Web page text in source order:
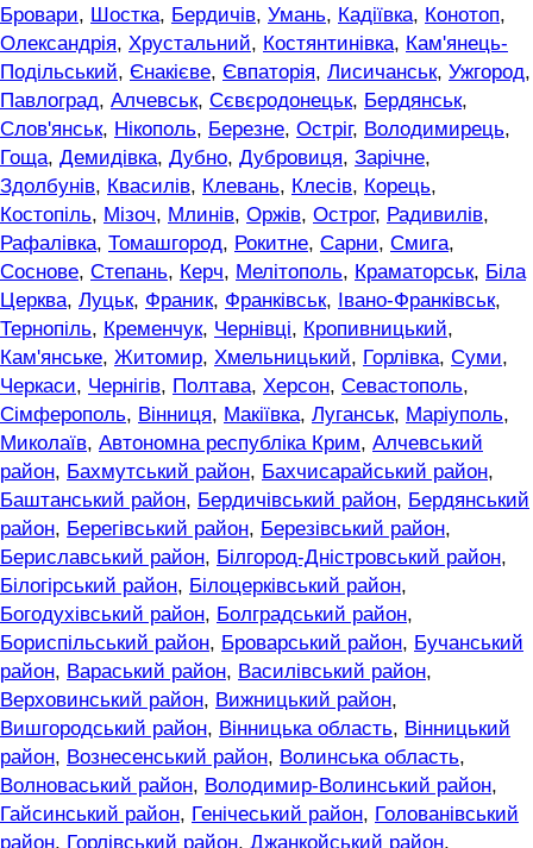
Бровари, Шостка, Бердичів, Умань, Кадіївка, Конотоп,
Олександрія, Хрустальний, Костянтинівка, Кам'янець-
Подільський, Єнакієве, Євпаторія, Лисичанськ, Ужгород,
Павлоград, Алчевськ, Сєвєродонецьк, Бердянськ,
Слов'янськ, Нікополь, Березне, Остріг, Володимирець,
Гоща, Демидівка, Дубно, Дубровиця, Зарічне,
Здолбунів, Квасилів, Клевань, Клесів, Корець,
Костопіль, Мізоч, Млинів, Оржів, Острог, Радивилів,
Рафалівка, Томашгород, Рокитне, Сарни, Смига,
Соснове, Степань, Керч, Мелітополь, Краматорськ, Біла
Церква, Луцьк, Франик, Франківськ, Івано-Франківськ,
Тернопіль, Кременчук, Чернівці, Кропивницький,
Кам'янське, Житомир, Хмельницький, Горлівка, Суми,
Черкаси, Чернігів, Полтава, Херсон, Севастополь,
Сімферополь, Вінниця, Макіївка, Луганськ, Маріуполь,
Миколаїв, Автономна республіка Крим, Алчевський
район, Бахмутський район, Бахчисарайський район,
Баштанський район, Бердичівський район, Бердянський
район, Берегівський район, Березівський район,
Бериславський район, Білгород-Дністровський район,
Білогірський район, Білоцерківський район,
Богодухівський район, Болградський район,
Бориспільський район, Броварський район, Бучанський
район, Вараський район, Василівський район,
Верховинський район, Вижницький район,
Вишгородський район, Вінницька область, Вінницький
район, Вознесенський район, Волинська область,
Волноваський район, Володимир-Волинський район,
Гайсинський район, Генічеський район, Голованівський
район, Горлівський район, Джанкойський район,